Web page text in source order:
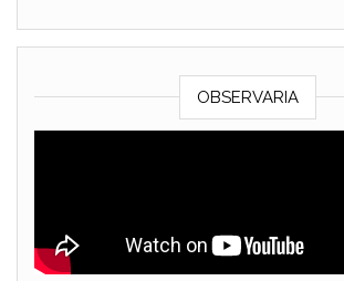
OBSERVARIA